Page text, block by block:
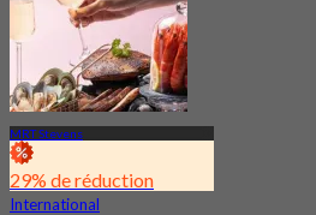
MRT Stevens
29% de réduction
International